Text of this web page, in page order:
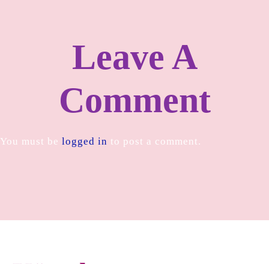
Leave A
Comment
You must be logged in to post a comment.